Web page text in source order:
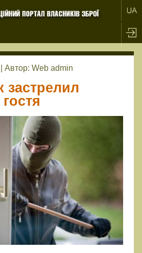
Автор: Web admin
застрелил